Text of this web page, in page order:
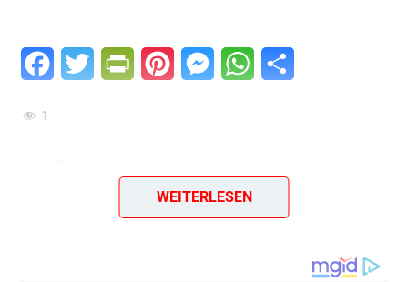
FacebookTwitter PrintFriendly
PinterestMessengerWhatsApp
1
Gebratene Gänseleber
mit Äpfeln
WEITERLESEN